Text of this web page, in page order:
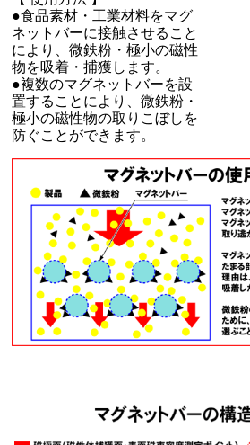
●食品素材・工業材料をマグ
ネットバーに接触させること
により、微鉄粉・極小の磁性
物を吸着・捕獲します。
●複数のマグネットバーを設
置することにより、微鉄粉・
極小の磁性物の取りこぼしを
防ぐことができます。